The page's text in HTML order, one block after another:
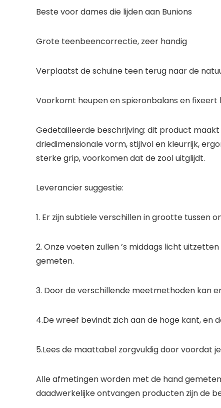
Beste voor dames die lijden aan Bunions
Grote teenbeencorrectie, zeer handig
Verplaatst de schuine teen terug naar de
Voorkomt heupen en spieronbalans en
Gedetailleerde beschrijving: dit product
driedimensionale vorm, stijlvol en kleurrijk,
sterke grip, voorkomen dat de zool uitglijdt.
Leverancier suggestie:
1. Er zijn subtiele verschillen in grootte
2. Onze voeten zullen ’s middags licht
gemeten.
3. Door de verschillende meetmethoden kan
4.De wreef bevindt zich aan de hoge kant, en
5.Lees de maattabel zorgvuldig door voordat
Alle afmetingen worden met de hand
daadwerkelijke ontvangen producten zijn de